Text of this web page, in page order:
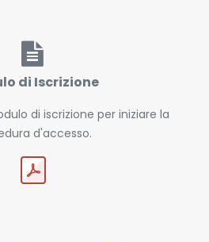
di Iscrizione
di iscrizione per iniziare la
d'accesso.